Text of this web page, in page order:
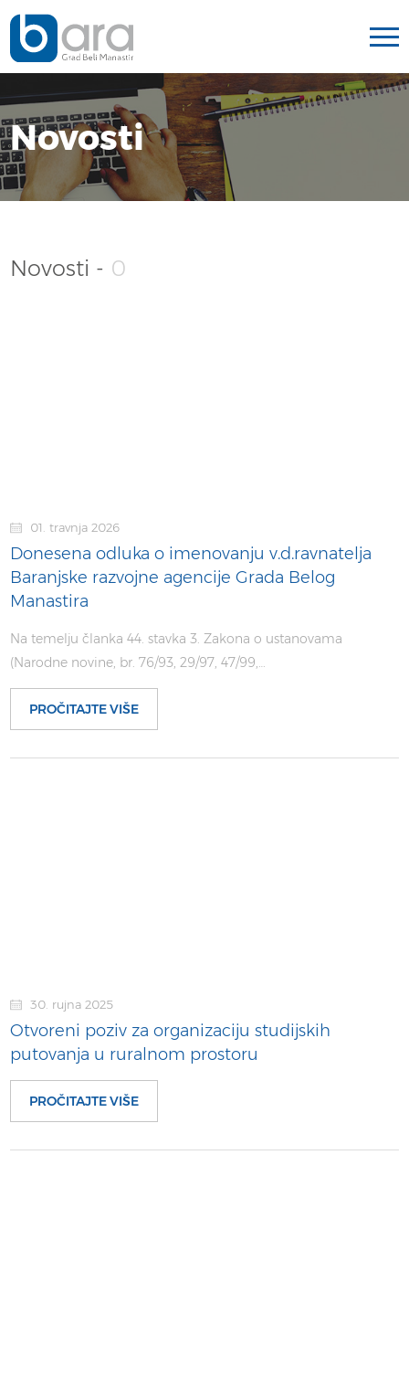
Novosti
Novosti - 0
01. travnja 2026
Donesena odluka o imenovanju v.d.ravnatelja
Baranjske razvojne agencije Grada Belog
Manastira
Na temelju članka 44. stavka 3. Zakona o ustanovama
(Narodne novine, br. 76/93, 29/97, 47/99,…
PROČITAJTE VIŠE
30. rujna 2025
Otvoreni poziv za organizaciju studijskih
putovanja u ruralnom prostoru
PROČITAJTE VIŠE